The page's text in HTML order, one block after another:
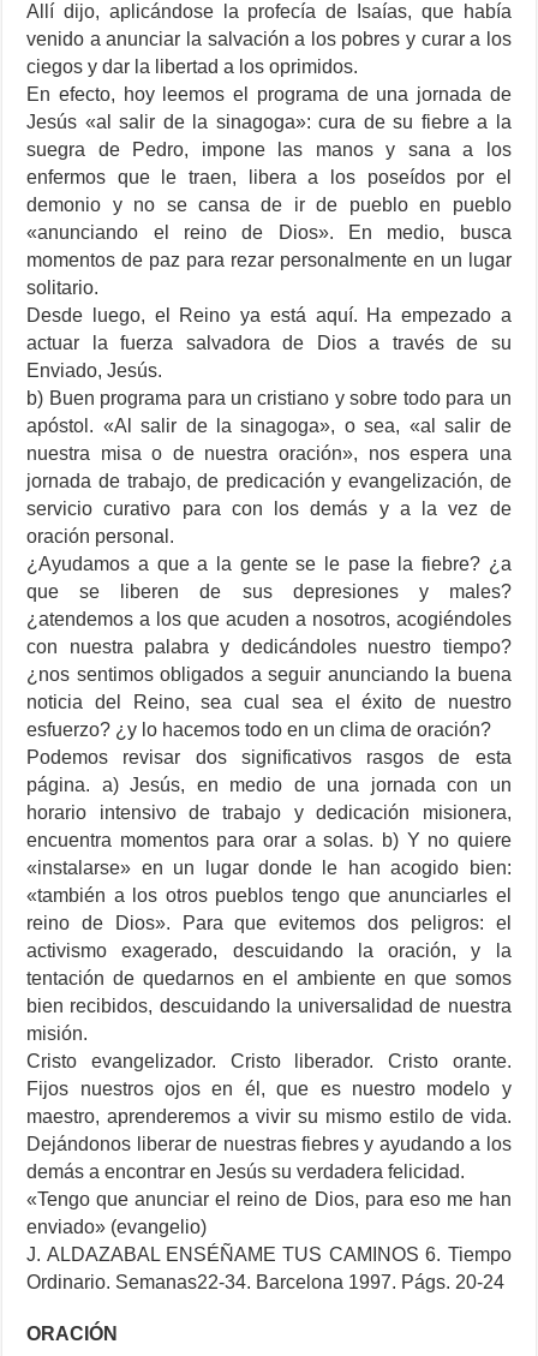
Allí dijo, aplicándose la profecía de Isaías, que había
venido a anunciar la salvación a los pobres y curar a los
ciegos y dar la libertad a los oprimidos.
En efecto, hoy leemos el programa de una jornada de
Jesús «al salir de la sinagoga»: cura de su fiebre a la
suegra de Pedro, impone las manos y sana a los
enfermos que le traen, libera a los poseídos por el
demonio y no se cansa de ir de pueblo en pueblo
«anunciando el reino de Dios». En medio, busca
momentos de paz para rezar personalmente en un lugar
solitario.
Desde luego, el Reino ya está aquí. Ha empezado a
actuar la fuerza salvadora de Dios a través de su
Enviado, Jesús.
b) Buen programa para un cristiano y sobre todo para un
apóstol. «Al salir de la sinagoga», o sea, «al salir de
nuestra misa o de nuestra oración», nos espera una
jornada de trabajo, de predicación y evangelización, de
servicio curativo para con los demás y a la vez de
oración personal.
¿Ayudamos a que a la gente se le pase la fiebre? ¿a
que se liberen de sus depresiones y males?
¿atendemos a los que acuden a nosotros, acogiéndoles
con nuestra palabra y dedicándoles nuestro tiempo?
¿nos sentimos obligados a seguir anunciando la buena
noticia del Reino, sea cual sea el éxito de nuestro
esfuerzo? ¿y lo hacemos todo en un clima de oración?
Podemos revisar dos significativos rasgos de esta
página. a) Jesús, en medio de una jornada con un
horario intensivo de trabajo y dedicación misionera,
encuentra momentos para orar a solas. b) Y no quiere
«instalarse» en un lugar donde le han acogido bien:
«también a los otros pueblos tengo que anunciarles el
reino de Dios». Para que evitemos dos peligros: el
activismo exagerado, descuidando la oración, y la
tentación de quedarnos en el ambiente en que somos
bien recibidos, descuidando la universalidad de nuestra
misión.
Cristo evangelizador. Cristo liberador. Cristo orante.
Fijos nuestros ojos en él, que es nuestro modelo y
maestro, aprenderemos a vivir su mismo estilo de vida.
Dejándonos liberar de nuestras fiebres y ayudando a los
demás a encontrar en Jesús su verdadera felicidad.
«Tengo que anunciar el reino de Dios, para eso me han
enviado» (evangelio)
J. ALDAZABAL ENSÉÑAME TUS CAMINOS 6. Tiempo
Ordinario. Semanas22-34. Barcelona 1997. Págs. 20-24
ORACIÓN